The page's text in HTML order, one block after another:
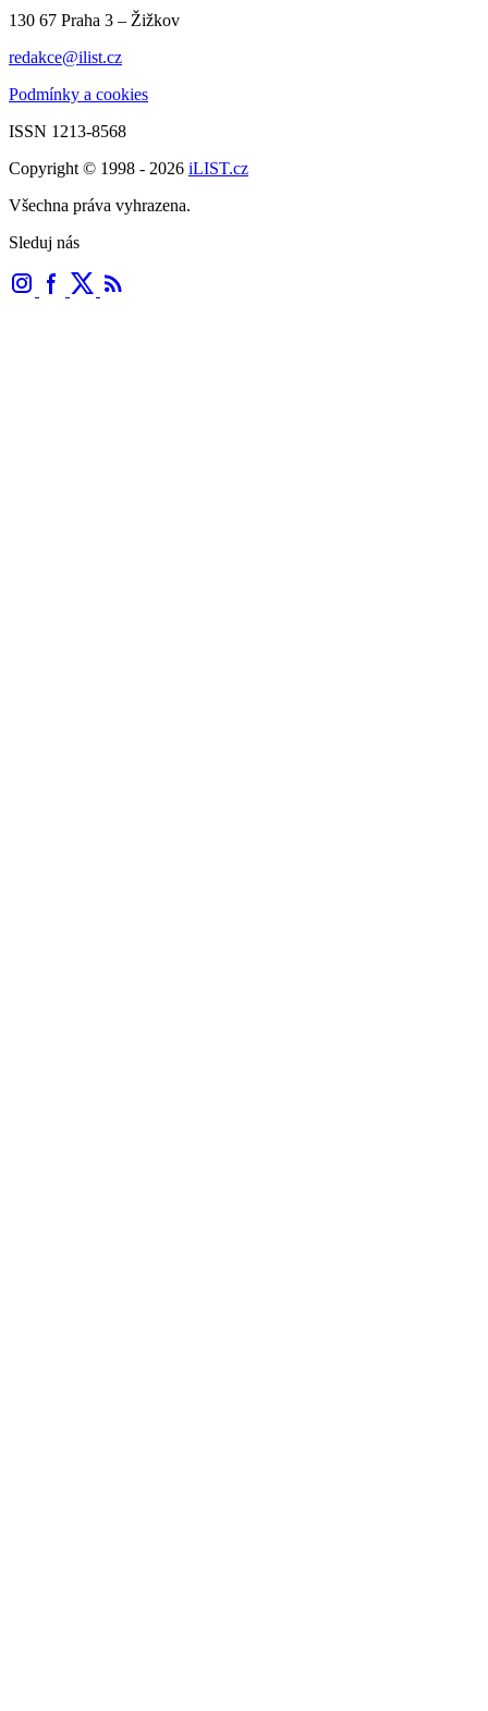
130 67 Praha 3 – Žižkov
redakce@ilist.cz
Podmínky a cookies
ISSN 1213-8568
Copyright © 1998 - 2026 iLIST.cz
Všechna práva vyhrazena.
Sleduj nás